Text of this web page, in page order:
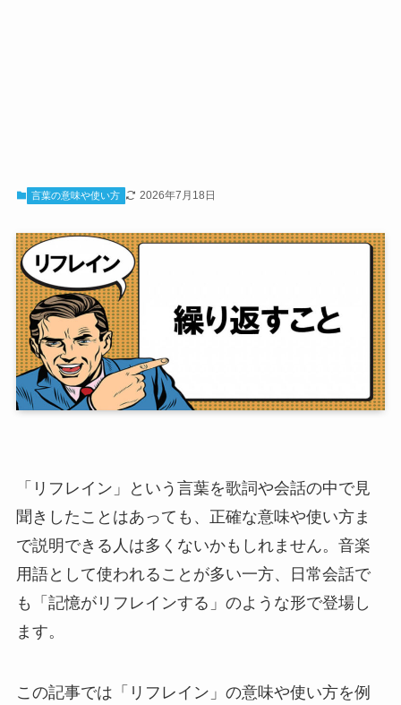
言葉の意味や使い方 2026年7月18日
「リフレイン」という言葉を歌詞や会話の中で見
聞きしたことはあっても、正確な意味や使い方ま
で説明できる人は多くないかもしれません。音楽
用語として使われることが多い一方、日常会話で
も「記憶がリフレインする」のような形で登場し
ます。
この記事では「リフレイン」の意味や使い方を例